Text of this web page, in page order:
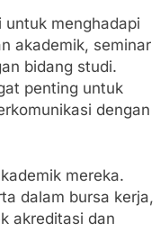
menghadapi
akademik, seminar
bidang studi.
penting untuk
dengan
mereka.
dalam bursa kerja,
akreditasi dan